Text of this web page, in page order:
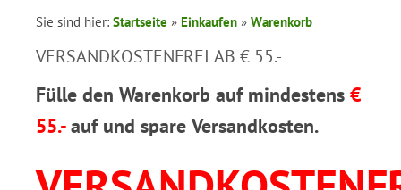
Sie sind hier: Startseite » Einkaufen » Warenkorb
VERSANDKOSTENFREI AB € 55.-
Fülle den Warenkorb auf mindestens €
55.-auf und spare Versandkosten.